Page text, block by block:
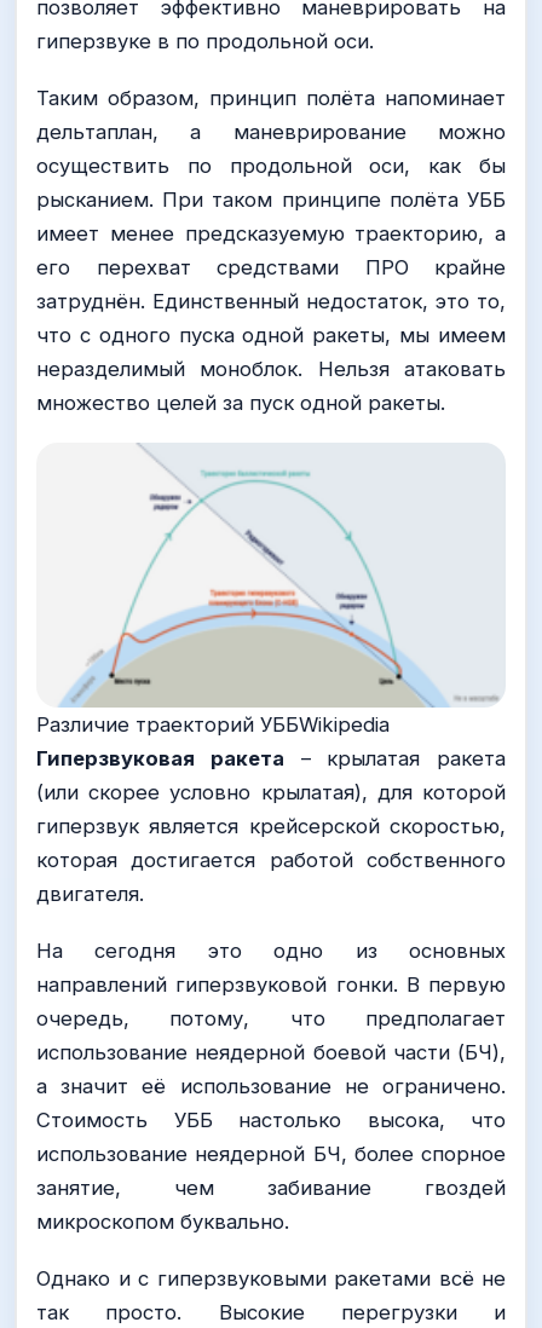
позволяет эффективно маневрировать на
гиперзвуке в по продольной оси.
Таким образом, принцип полёта напоминает
дельтаплан, а маневрирование можно
осуществить по продольной оси, как бы
рысканием. При таком принципе полёта УББ
имеет менее предсказуемую траекторию, а
его перехват средствами ПРО крайне
затруднён. Единственный недостаток, это то,
что с одного пуска одной ракеты, мы имеем
неразделимый моноблок. Нельзя атаковать
множество целей за пуск одной ракеты.
Различие траекторий УББWikipedia
Гиперзвуковая ракета – крылатая ракета
(или скорее условно крылатая), для которой
гиперзвук является крейсерской скоростью,
которая достигается работой собственного
двигателя.
На сегодня это одно из основных
направлений гиперзвуковой гонки. В первую
очередь, потому, что предполагает
использование неядерной боевой части (БЧ),
а значит её использование не ограничено.
Стоимость УББ настолько высока, что
использование неядерной БЧ, более спорное
занятие, чем забивание гвоздей
микроскопом буквально.
Однако и с гиперзвуковыми ракетами всё не
так просто. Высокие перегрузки и